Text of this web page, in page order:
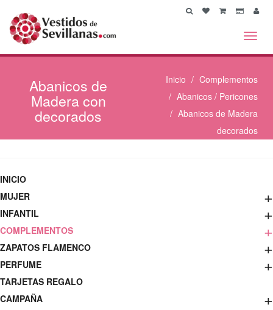
Abanicos de
Madera con
decorados
Inicio
Complementos
Abanicos / Pericones
Abanicos de Madera
decorados
INICIO
+
MUJER
+
INFANTIL
+
COMPLEMENTOS
+
ZAPATOS FLAMENCO
+
PERFUME
TARJETAS REGALO
+
CAMPAÑA